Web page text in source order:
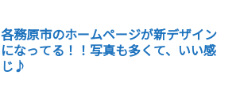
各務原市のホームページが新デザイン
になってる！！写真も多くて、いい感
じ♪